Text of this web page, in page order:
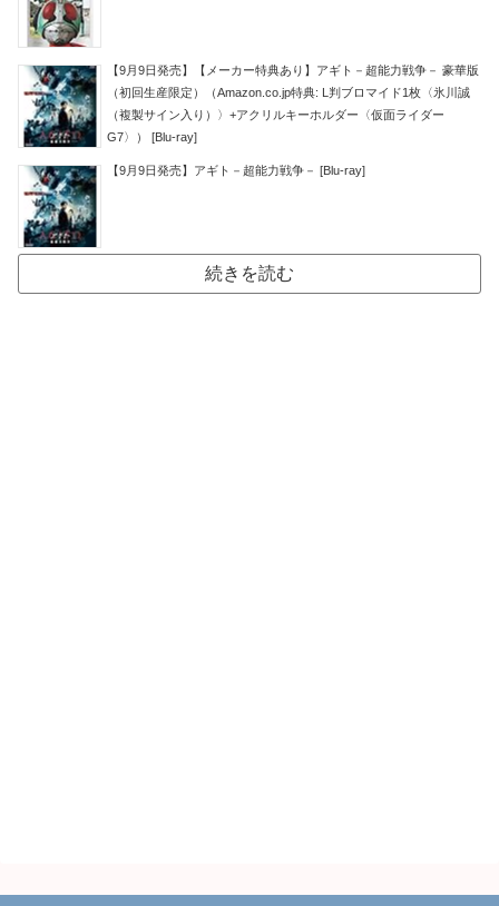
【9月9日発売】【メーカー特典あり】アギト－超能力戦争－ 豪華版
（初回生産限定）（Amazon.co.jp特典: L判ブロマイド1枚〈氷川誠
（複製サイン入り）〉+アクリルキーホルダー〈仮面ライダー
G7〉） [Blu-ray]
【9月9日発売】アギト－超能力戦争－ [Blu-ray]
続きを読む